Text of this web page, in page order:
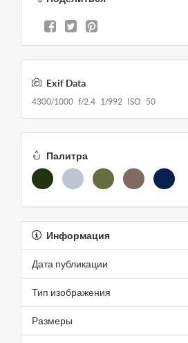
Exif Data
4300/1000 f/2.4 1/992 ISO 50
Палитра
Информация
Дата публикации
Тип изображения
Размеры